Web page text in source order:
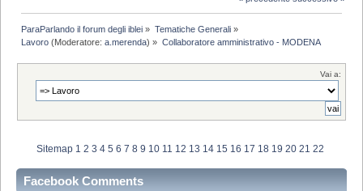
ParaParlando il forum degli iblei » Tematiche Generali»
Lavoro (Moderatore:a.merenda) » Collaboratore amministrativo - MODENA
Vai a:
Sitemap 1 2 3 4 5 6 7 8 9 10 11 12 13 14 15 16 17 18 19 20 21 22
Facebook Comments